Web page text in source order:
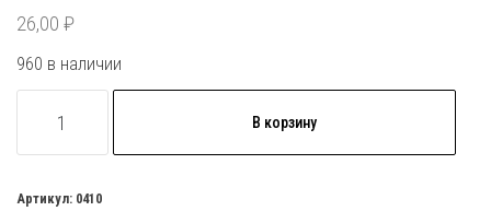
26,00 ₽
960 в наличии
товара
полиэтиленовая
В корзину
Артикул: 0410